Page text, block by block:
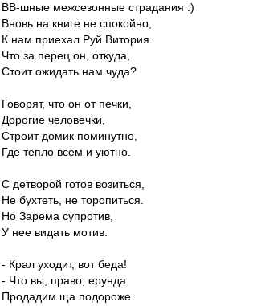
ВВ-шные межсезонные страдания :)
Вновь на книге не спокойно,
К нам приехал Руй Витория.
Что за перец он, откуда,
Стоит ожидать нам чуда?
Говорят, что он от печки,
Дорогие человечки,
Строит домик поминутно,
Где тепло всем и уютно.
С детворой готов возиться,
Не бухтеть, не торопиться.
Но Зарема супротив,
У нее видать мотив.
- Крал уходит, вот беда!
- Что вы, право, ерунда.
Продадим ща подороже.